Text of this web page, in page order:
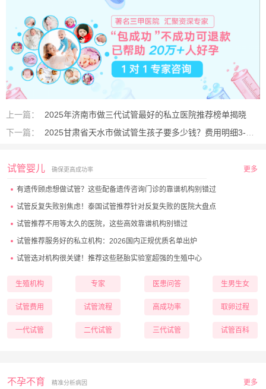
上一篇：
2025年济南市做三代试管最好的私立医院推荐榜单揭晓
下一篇：
2025甘肃省天水市做试管生孩子要多少钱？费用明细3-10万全解析
试管婴儿 确保更高成功率 更多
有遗传顾虑想做试管？这些配备遗传咨询门诊的靠谱机构别错过
试管反复失败别焦虑！泰国试管推荐针对反复失败的医院大盘点
试管推荐不用等太久的医院，这些高效靠谱机构别错过
试管推荐服务好的私立机构：2026国内正规优质名单出炉
试管选对机构很关键！推荐这些胚胎实验室超强的生殖中心
生殖机构 专家 医患问答 生男生女
试管费用 试管流程 高成功率 取卵过程
一代试管 二代试管 三代试管 试管百科
不孕不育 精准分析病因 更多